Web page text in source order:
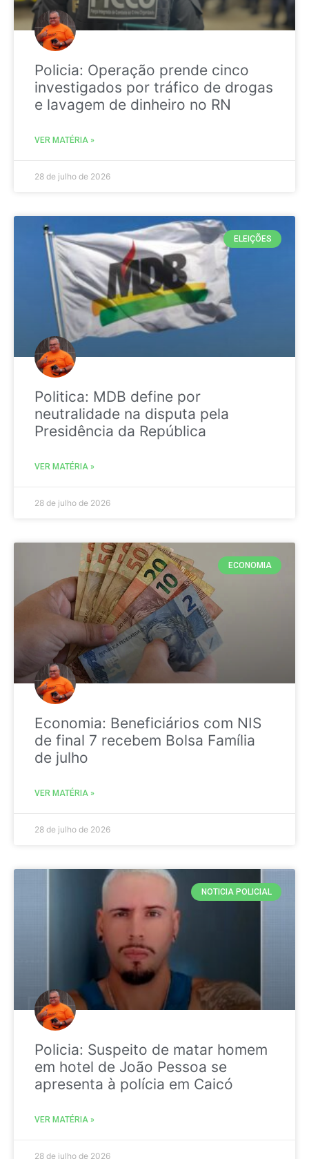
Policia: Operação prende cinco
investigados por tráfico de drogas
e lavagem de dinheiro no RN
VER MATÉRIA »
28 de julho de 2026
ELEIÇÕES
Politica: MDB define por
neutralidade na disputa pela
Presidência da República
VER MATÉRIA »
28 de julho de 2026
ECONOMIA
Economia: Beneficiários com NIS
de final 7 recebem Bolsa Família
de julho
VER MATÉRIA »
28 de julho de 2026
NOTICIA POLICIAL
Policia: Suspeito de matar homem
em hotel de João Pessoa se
apresenta à polícia em Caicó
VER MATÉRIA »
28 de julho de 2026